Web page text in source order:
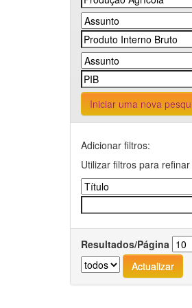
Iniciar uma nova
Adicionar filtros:
Utilizar filtros para
Resultados/Página